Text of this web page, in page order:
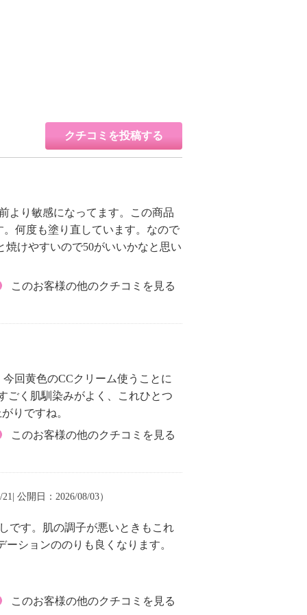
クチコミを投稿する
より敏感になってます。この商品
何度も塗り直しています。なので
焼けやすいので50がいいかなと思い
このお客様の他のクチコミを見る
回黄色のCCクリーム使うことに
ごく肌馴染みがよく、これひとつ
りですね。
このお客様の他のクチコミを見る
公開日：2026/08/03）
です。肌の調子が悪いときもこれ
ションののりも良くなります。
このお客様の他のクチコミを見る